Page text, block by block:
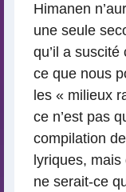
Himanen
une seule
qu’il a
ce que nous
les « milieux
ce n’est pas
compilation
lyriques, mais
ne serait-ce